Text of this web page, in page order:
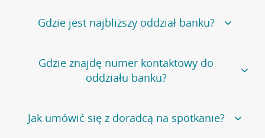
Gdzie jest najbliższy oddział banku?
Jeśli szukasz oddziału naszego banku, zapraszamy na
stronęPlacówki i bankomaty, na której znajduje się
wygodna wyszukiwarka.
oddziałów
Gdzie znajdę numer kontaktowy do
oddziału banku?
Bank Credit Agricole nie udostępnia ogólnego numeru
telefonu do placówki bankowej.
Jak umówić się z doradcą na spotkanie?